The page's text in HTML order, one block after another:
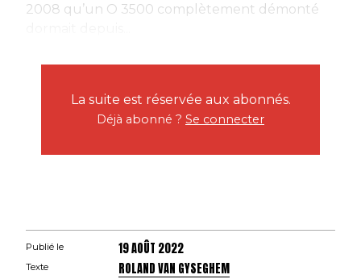
2008 qu’un O 3500 complètement démonté
La suite est réservée aux abonnés.
Déjà abonné ? Se connecter
Publié le 19 AOÛT 2022
Texte ROLAND VAN GYSEGHEM